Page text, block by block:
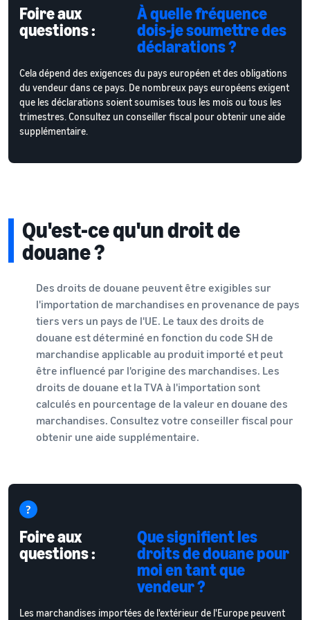
Foire aux
questions :
À quelle fréquence
dois-je soumettre des
déclarations ?
Cela dépend des exigences du pays européen et des obligations
du vendeur dans ce pays. De nombreux pays européens exigent
que les déclarations soient soumises tous les mois ou tous les
trimestres. Consultez un conseiller fiscal pour obtenir une aide
supplémentaire.
Qu'est-ce qu'un droit de
douane ?
Des droits de douane peuvent être exigibles sur
l'importation de marchandises en provenance de pays
tiers vers un pays de l'UE. Le taux des droits de
douane est déterminé en fonction du code SH de
marchandise applicable au produit importé et peut
être influencé par l'origine des marchandises. Les
droits de douane et la TVA à l'importation sont
calculés en pourcentage de la valeur en douane des
marchandises. Consultez votre conseiller fiscal pour
obtenir une aide supplémentaire.
Foire aux
questions :
Que signifient les
droits de douane pour
moi en tant que
vendeur ?
Les marchandises importées de l'extérieur de l'Europe peuvent